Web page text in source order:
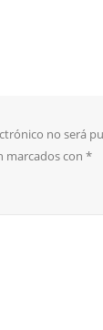
no será
marcados con *